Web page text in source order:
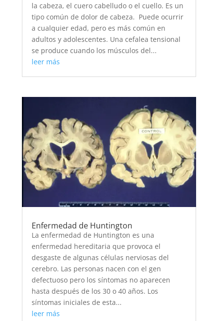
la cabeza, el cuero cabelludo o el cuello. Es un
tipo común de dolor de cabeza. Puede ocurrir
a cualquier edad, pero es más común en
adultos y adolescentes. Una cefalea tensional
se produce cuando los músculos del...
leer más
Enfermedad de Huntington
La enfermedad de Huntington es una
enfermedad hereditaria que provoca el
desgaste de algunas células nerviosas del
cerebro. Las personas nacen con el gen
defectuoso pero los síntomas no aparecen
hasta después de los 30 o 40 años. Los
síntomas iniciales de esta...
leer más